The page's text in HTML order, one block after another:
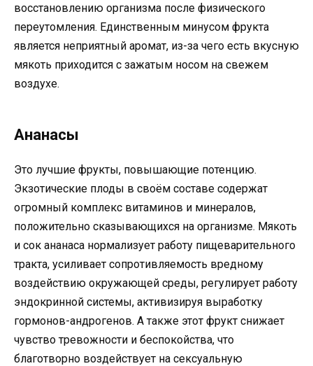
восстановлению организма после физического
переутомления. Единственным минусом фрукта
является неприятный аромат, из-за чего есть вкусную
мякоть приходится с зажатым носом на свежем
воздухе.
Ананасы
Это лучшие фрукты, повышающие потенцию.
Экзотические плоды в своём составе содержат
огромный комплекс витаминов и минералов,
положительно сказывающихся на организме. Мякоть
и сок ананаса нормализует работу пищеварительного
тракта, усиливает сопротивляемость вредному
воздействию окружающей среды, регулирует работу
эндокринной системы, активизируя выработку
гормонов-андрогенов. А также этот фрукт снижает
чувство тревожности и беспокойства, что
благотворно воздействует на сексуальную